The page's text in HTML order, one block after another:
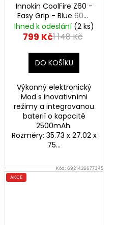
Innokin CoolFire Z60 -
Easy Grip - Blue 60W
Mod, 2500mAh
Ihned k odeslání (2 ks)
799 Kč1 148 Kč
DO KOŠÍKU
Výkonný elektronický
Mod s inovativními
režimy a integrovanou
baterií o kapacitě
2500mAh.
Rozměry: 35.73 x 27.02 x
75...
Kód:6921426677345
AKCE